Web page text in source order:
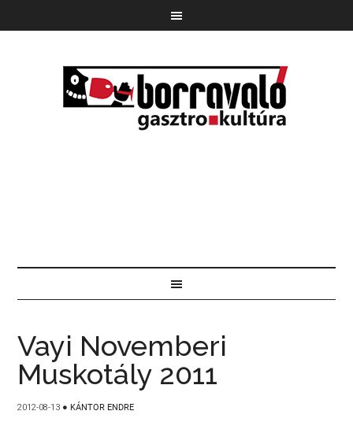
Vayi Novemberi
Muskotály 2011
2012-08-13 ● KÁNTOR ENDRE